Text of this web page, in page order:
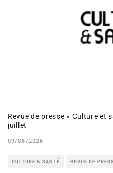
Revue de presse « Culture et
juillet
09/08/2026
CULTURE & SANTÉ REVUE DE